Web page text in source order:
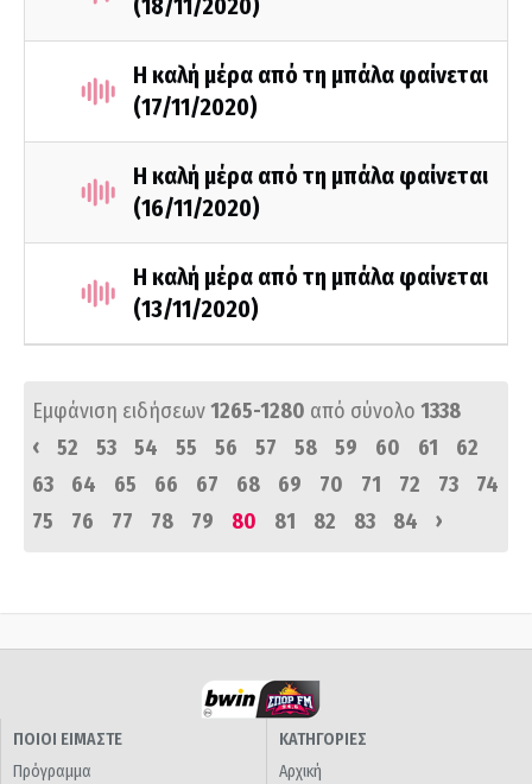
(18/11/2020)
Η καλή μέρα από τη μπάλα φαίνεται
(17/11/2020)
Η καλή μέρα από τη μπάλα φαίνεται
(16/11/2020)
Η καλή μέρα από τη μπάλα φαίνεται
(13/11/2020)
Εμφάνιση ειδήσεων1265-1280 από σύνολο 1338
‹
52 53 54 55 56 57 58 59 60 61
62
63
64 65 66 67 68 69 70 71 72 73
74
75
76 77 78 79 80 81 82 83 84 ›
ΠΟΙΟΙ ΕΙΜΑΣΤΕ
Πρόγραμμα
ΚΑΤΗΓΟΡΙΕΣ
Αρχική